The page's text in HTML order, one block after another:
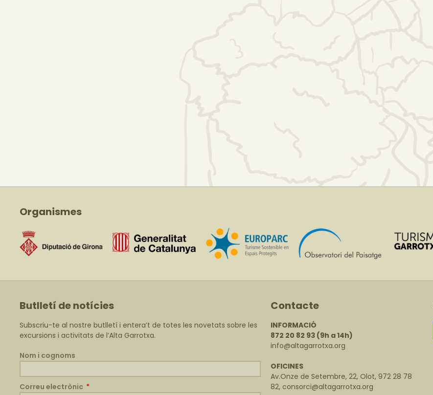
Organismes
Butlletí de notícies
Subscriu-te al nostre butlletí i entera’t de totes les novetats sobre les
excursions i activitats de l’Alta Garrotxa.
Nom i cognoms
Correu electrònic
Contacte
INFORMACIÓ
872 20 82 93(9h a 14h)
info@altagarrotxa.org
OFICINES
Av.Onze de Setembre, 22, Olot, 972 28 78
82, consorci@altagarrotxa.org